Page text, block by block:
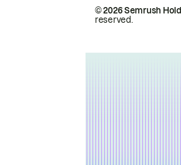
© 2026 Semrush
reserved.